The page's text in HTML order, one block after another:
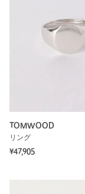
TOMWOOD
リング
¥47,905